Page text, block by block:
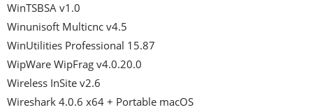
WinTSBSA v1.0
Winunisoft Multicnc v4.5
WinUtilities Professional 15.87
WipWare WipFrag v4.0.20.0
Wireless InSite v2.6
Wireshark 4.0.6 x64 + Portable macOS